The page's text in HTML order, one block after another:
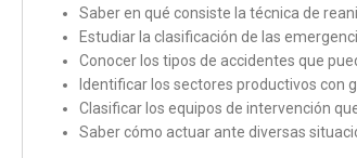
Saber en qué consiste la técnica de
Estudiar la clasificación de las
Conocer los tipos de accidentes que
Identificar los sectores productivos con
Clasificar los equipos de intervención
Saber cómo actuar ante diversas